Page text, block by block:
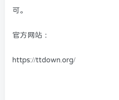
可。
官方网站：
https://ttdown.org/